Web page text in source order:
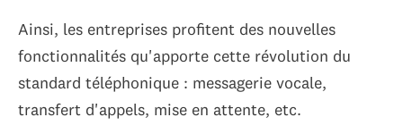
Ainsi, les entreprises profitent des nouvelles
fonctionnalités qu'apporte cette révolution du
standard téléphonique : messagerie vocale,
transfert d'appels, mise en attente, etc.